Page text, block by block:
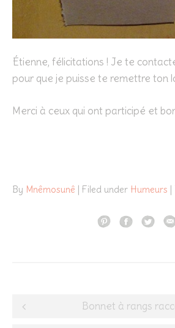
Étienne, félicitations ! Je te
pour que je puisse te remettre ton
Merci à ceux qui ont participé et
By Mnêmosunê | Filed under Humeurs |
Post
Bonnet à rangs